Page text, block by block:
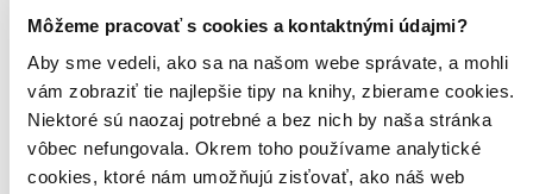
Môžeme pracovať s cookies a kontaktnými údajmi?
Aby sme vedeli, ako sa na našom webe správate, a mohli
vám zobraziť tie najlepšie tipy na knihy, zbierame cookies.
Niektoré sú naozaj potrebné a bez nich by naša stránka
vôbec nefungovala. Okrem toho používame analytické
cookies, ktoré nám umožňujú zisťovať, ako náš web